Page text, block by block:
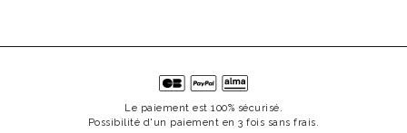
Le paiement est 100% sécurisé.
Possibilité d'un paiement en 3 fois sans frais.